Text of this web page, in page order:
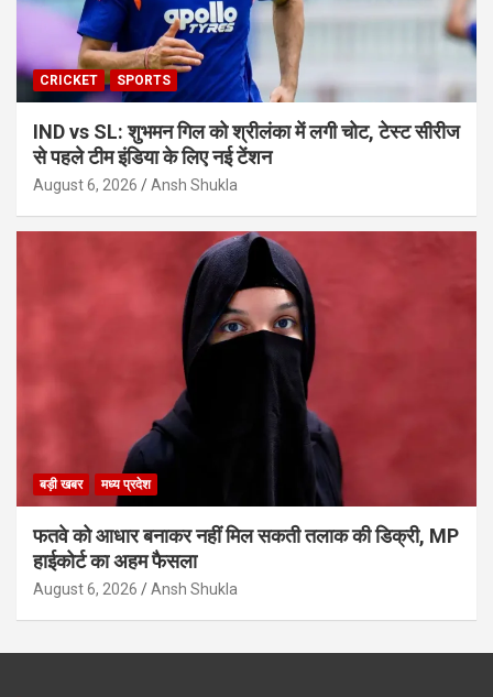
CRICKET SPORTS
IND vs SL: शुभमन गिल को श्रीलंका में लगी चोट, टेस्ट सीरीज
से पहले टीम इंडिया के लिए नई टेंशन
August 6, 2026 Ansh Shukla
बड़ी खबर मध्य प्रदेश
फतवे को आधार बनाकर नहीं मिल सकती तलाक की डिक्री, MP
हाईकोर्ट का अहम फैसला
August 6, 2026 Ansh Shukla